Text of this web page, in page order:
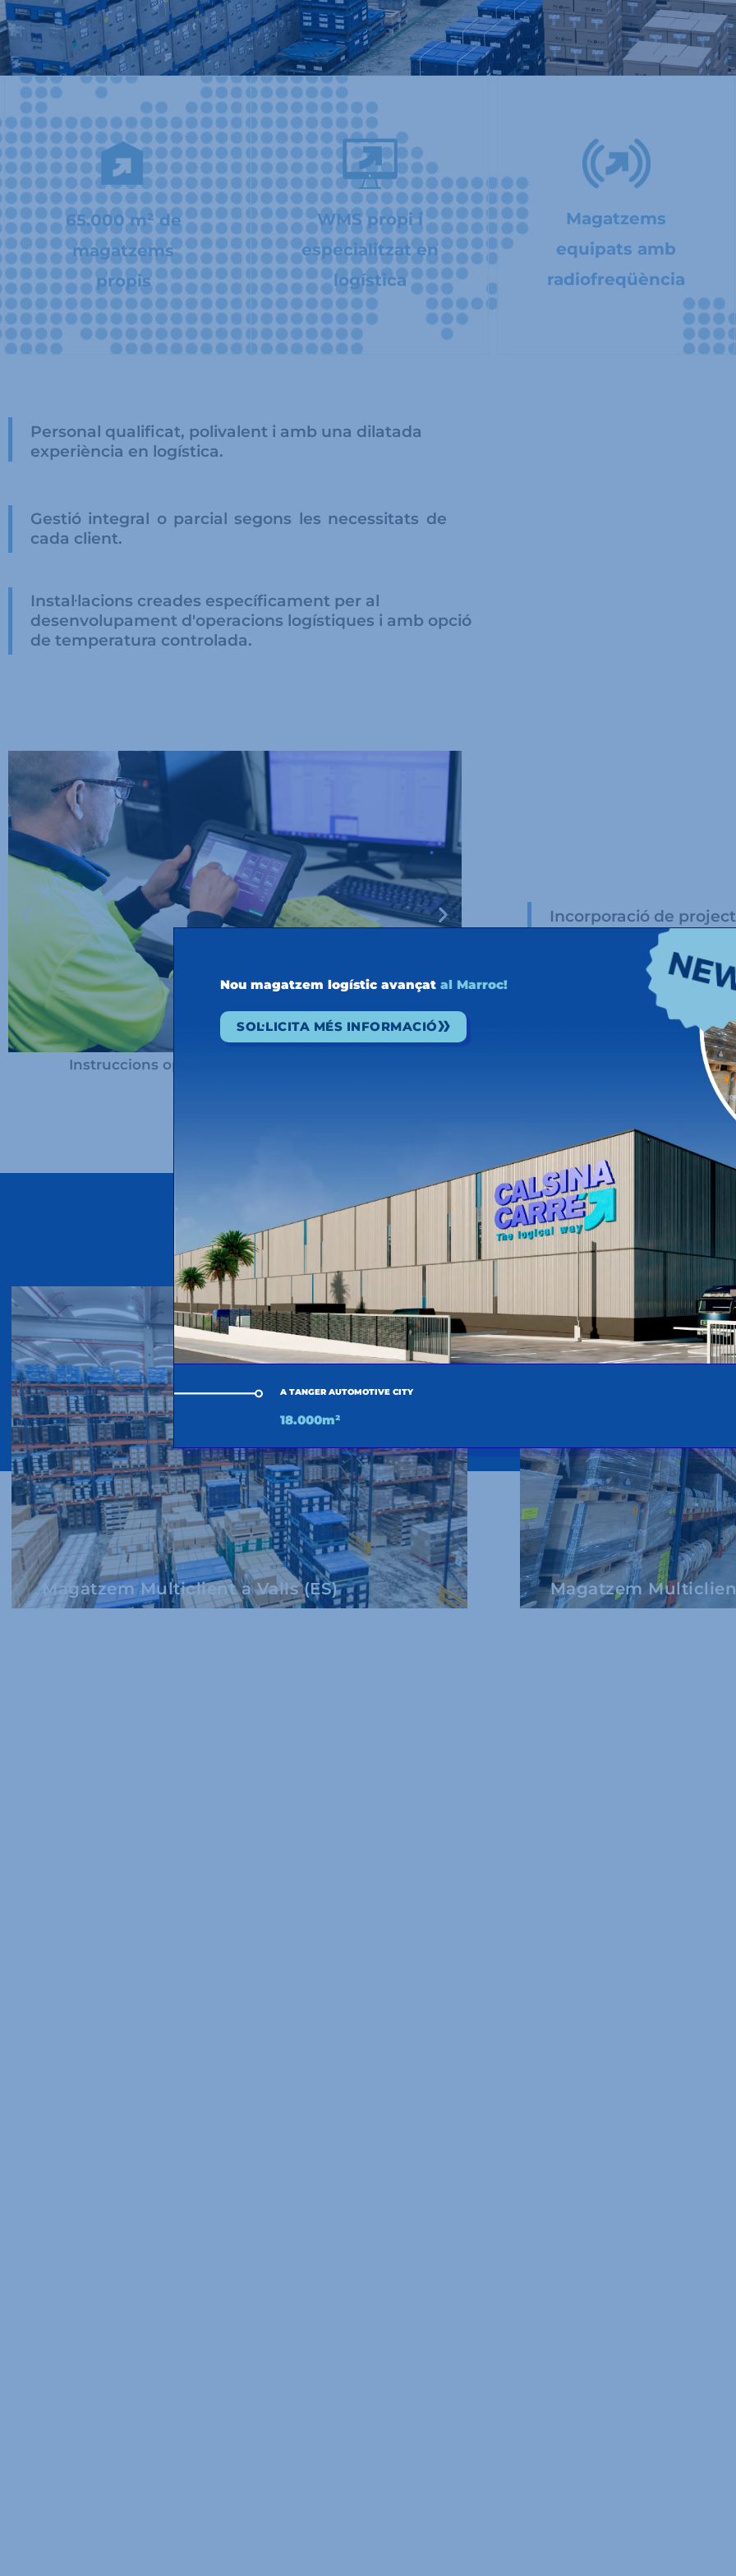
65.000 m² de
magatzems
propis
WMS propi i
especialitzat en
logística
Magatzems
equipats amb
radiofreqüència
Personal qualificat, polivalent i amb una dilatada
experiència en logística.
Gestió integral o parcial segons les necessitats de
cada client.
Instal·lacions creades específicament per al
desenvolupament d'operacions logístiques i amb opció
de temperatura controlada.
Instruccions operatives registrades al sistema Magatzem Multiclient
Incorporació de
Optimització dels
ens permet ser més
Magatzem Multiclient a Valls (ES) Magatzem
Nou magatzem logístic avançatal Marroc!
SOL·LICITA MÉS INFORMACIÓ
A TANGER AUTOMOTIVE CITY
18.000m²